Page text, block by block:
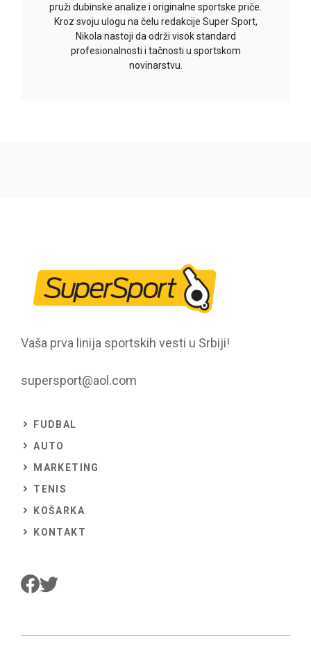
pruži dubinske analize i originalne sportske priče.
Kroz svoju ulogu na čelu redakcije Super Sport,
Nikola nastoji da održi visok standard
profesionalnosti i tačnosti u sportskom
novinarstvu.
Vaša prva linija sportskih vesti u Srbiji!
supersport@aol.com
FUDBAL
AUTO
MARKETING
TENIS
KOŠARKA
KONTAKT